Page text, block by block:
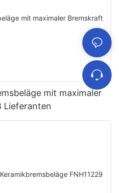
mit maximaler
Lieferanten